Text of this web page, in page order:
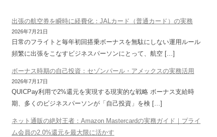
出張の航空券を瞬時に経費化：JALカード（普通カード）の実務
2026年7月21日
日常のフライトと毎年初回搭乗ボーナスを無駄にしない運用ルール
頻繁に出張をこなすビジネスパーソンにとって、航空 […]
ボーナス時期の自己投資：セゾンパール・アメックスの実務活用
2026年7月17日
QUICPay利用で2%還元を実現する現実的な戦略 ボーナス支給時
期、多くのビジネスパーソンが「自己投資」を検 […]
ネット通販の絶対王者：Amazon Mastercardの実務ガイド｜プライ
ム会員の2.0%還元を最大限に活かす